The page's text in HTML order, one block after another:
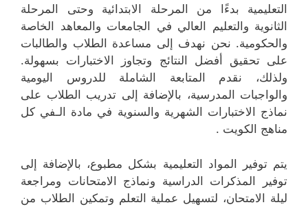
التعليمية بدءًا من المرحلة الابتدائية وحتى المرحلة
الثانوية والتعليم العالي في الجامعات والمعاهد الخاصة
والحكومية. نحن نهدف إلى مساعدة الطلاب والطالبات
على تحقيق أفضل النتائج وتجاوز الاختبارات بسهولة.
ولذلك، نقدم المتابعة الشاملة للدروس اليومية
والواجبات المدرسية، بالإضافة إلى تدريب الطلاب على
نماذج الاختبارات الشهرية والسنوية في مادة الـفي كل
مناهج الكويت .
يتم توفير المواد التعليمية بشكل مطبوع، بالإضافة إلى
توفير المذكرات الدراسية ونماذج الامتحانات ومراجعة
ليلة الامتحان، لتسهيل عملية التعلم وتمكين الطلاب من